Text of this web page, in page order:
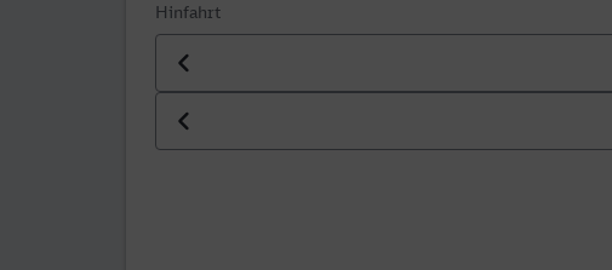
Hinfahrt
Datum der Hinfahrt
Uhrzeit der Hinfahrt